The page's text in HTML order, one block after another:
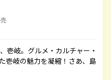
壱岐。グルメ・カルチャー・
壱岐の魅力を凝縮！さあ、島